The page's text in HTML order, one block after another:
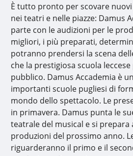
È tutto pronto per scovare
nei teatri e nelle piazze: Damus
parte con le audizioni per le
migliori, i più preparati,
potranno prendersi la scena
che la prestigiosa scuola
pubblico. Damus Accademia è
importanti scuole pugliesi di
mondo dello spettacolo. Le
in primavera. Damus punta le
teatrale del musical e si prepara
produzioni del prossimo anno.
riguarderanno il primo e il